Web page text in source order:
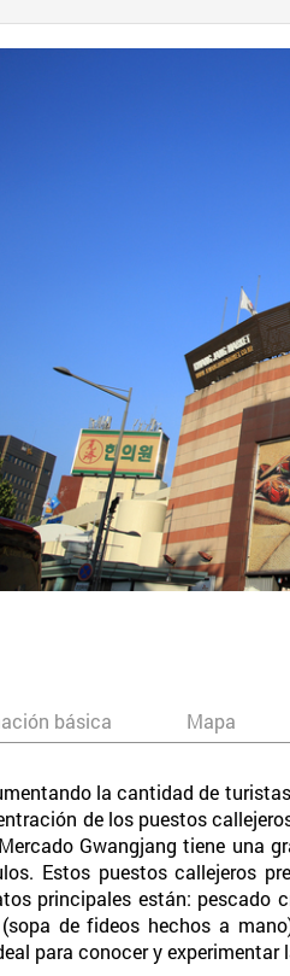
básica Mapa
la cantidad de
de los puestos
Gwangjang tiene una
Estos puestos callejeros
principales están: pescado
(sopa de fideos hechos a
para conocer y